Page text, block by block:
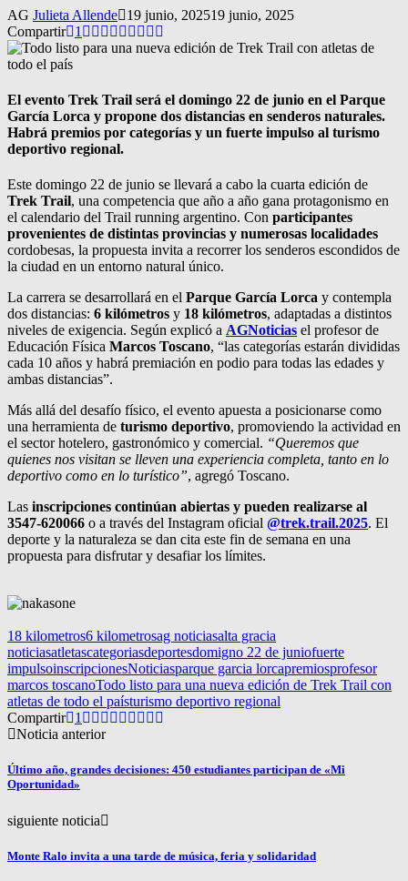
AG Julieta Allende 19 junio, 202519 junio, 2025
Compartir
1
El evento Trek Trail será el domingo 22 de junio en el Parque
García Lorca y propone dos distancias en senderos naturales.
Habrá premios por categorías y un fuerte impulso al turismo
deportivo regional.
Este domingo 22 de junio se llevará a cabo la cuarta edición de
Trek Trail, una competencia que año a año gana protagonismo en
el calendario del Trail running argentino. Con participantes
provenientes de distintas provincias y numerosas localidades
cordobesas, la propuesta invita a recorrer los senderos escondidos de
la ciudad en un entorno natural único.
La carrera se desarrollará en el Parque García Lorca y contempla
dos distancias: 6 kilómetros y 18 kilómetros, adaptadas a distintos
niveles de exigencia. Según explicó a AGNoticias el profesor de
Educación Física Marcos Toscano, “las categorías estarán divididas
cada 10 años y habrá premiación en podio para todas las edades y
ambas distancias”.
Más allá del desafío físico, el evento apuesta a posicionarse como
una herramienta de turismo deportivo, promoviendo la actividad en
el sector hotelero, gastronómico y comercial. “Queremos que
quienes nos visitan se lleven una experiencia completa, tanto en lo
deportivo como en lo turístico”, agregó Toscano.
Las inscripciones continúan abiertas y pueden realizarse al
3547-620066 o a través del Instagram oficial @trek.trail.2025. El
deporte y la naturaleza se dan cita este fin de semana en una
propuesta para disfrutar y desafiar los límites.
18 kilometros6 kilometrosag noticiasalta gracia
noticiasatletascategoriasdeportesdomigno 22 de juniofuerte
impulsoinscripcionesNoticiasparque garcia lorcapremiosprofesor
marcos toscanoTodo listo para una nueva edición de Trek Trail con
atletas de todo el paísturismo deportivo regional
Compartir
1
Noticia anterior
Último año, grandes decisiones: 450 estudiantes participan de «Mi
Oportunidad»
siguiente noticia
Monte Ralo invita a una tarde de música, feria y solidaridad